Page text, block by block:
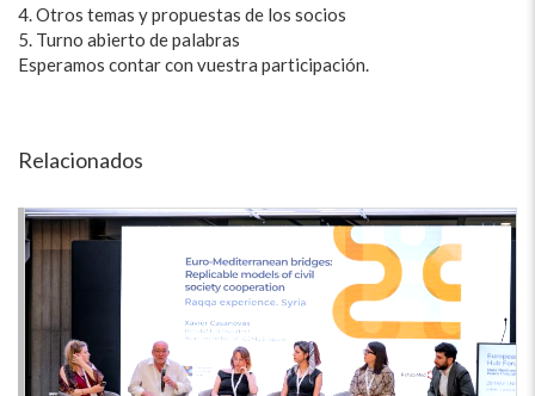
4. Otros temas y propuestas de los socios
5. Turno abierto de palabras
Esperamos contar con vuestra participación.
Relacionados